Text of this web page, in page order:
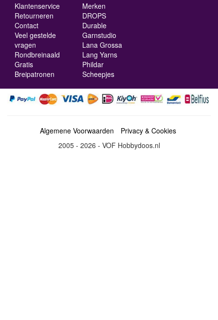
Klantenservice
Retourneren
Contact
Veel gestelde
vragen
Rondbreinaald
Gratis
Breipatronen
Merken
DROPS
Durable
Garnstudio
Lana Grossa
Lang Yarns
Phildar
Scheepjes
Algemene Voorwaarden
Privacy & Cookies
2005 - 2026 - VOF Hobbydoos.nl